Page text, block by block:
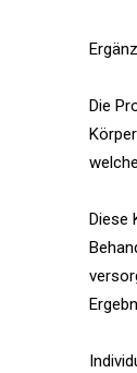
Die
Diese